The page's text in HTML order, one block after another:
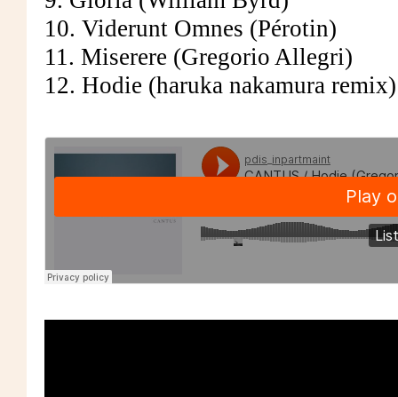
10. Viderunt Omnes (Pérotin)
11. Miserere (Gregorio Allegri)
12. Hodie (haruka nakamura remix)